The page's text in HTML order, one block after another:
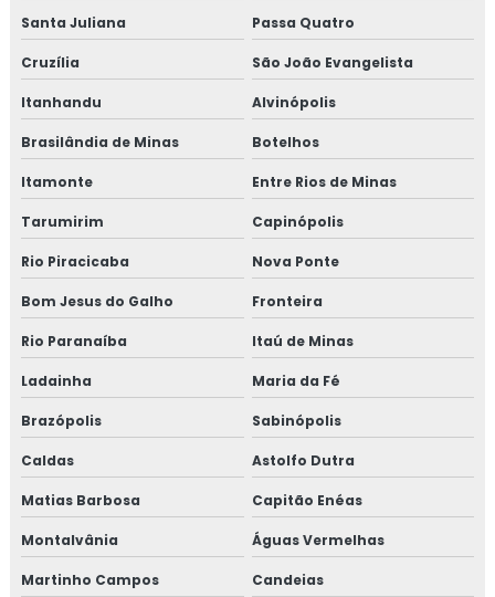
Treinamento em legislação de alimentos
Treinamento em manipulação de alimentos
Treinamento em mapeamento de processos e gestão de
riscos
Treinamento em microbiologia de alimento
em salmonella
Treinamento em migração da norma GMP+ 2020
Treinamento em migração para versão 6.0 da norma
FSSC 22000
Treinamento em norma brc
Treinamento em norma FSSC 22000
Treinamento em plano gerenciamento de resíduos
Santa Juliana Passa Quatro
Cruzília São João Evangelista
Itanhandu Alvinópolis
Brasilândia de Minas Botelhos
Itamonte Entre Rios de Minas
Tarumirim Capinópolis
Rio Piracicaba Nova Ponte
Bom Jesus do Galho Fronteira
Rio Paranaíba Itaú de Minas
Ladainha Maria da Fé
Brazópolis Sabinópolis
Caldas Astolfo Dutra
Matias Barbosa Capitão Enéas
Montalvânia Águas Vermelhas
Martinho Campos Candeias